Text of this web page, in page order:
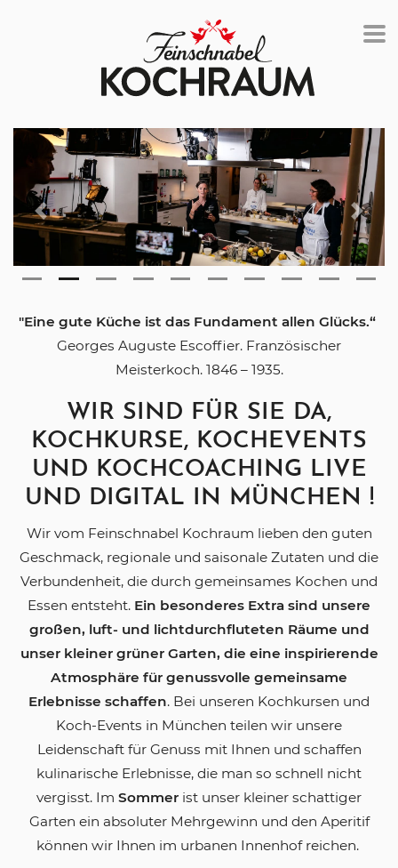
Previous Next
"Eine gute Küche ist das Fundament allen Glücks.“
Georges Auguste Escoffier. Französischer
Meisterkoch. 1846 – 1935.
WIR SIND FÜR SIE DA,
KOCHKURSE, KOCHEVENTS
UND KOCHCOACHING LIVE
UND DIGITAL IN MÜNCHEN !
Wir vom Feinschnabel Kochraum lieben den guten
Geschmack, regionale und saisonale Zutaten und die
Verbundenheit, die durch gemeinsames Kochen und
Essen entsteht. Ein besonderes Extra sind unsere
großen, luft- und lichtdurchfluteten Räume und
unser kleiner grüner Garten, die eine inspirierende
Atmosphäre für genussvolle gemeinsame
Erlebnisse schaffen. Bei unseren Kochkursen und
Koch-Events in München teilen wir unsere
Leidenschaft für Genuss mit Ihnen und schaffen
kulinarische Erlebnisse, die man so schnell nicht
vergisst. Im Sommer ist unser kleiner schattiger
Garten ein absoluter Mehrgewinn und den Aperitif
können wir Ihnen im urbanen Innenhof reichen.